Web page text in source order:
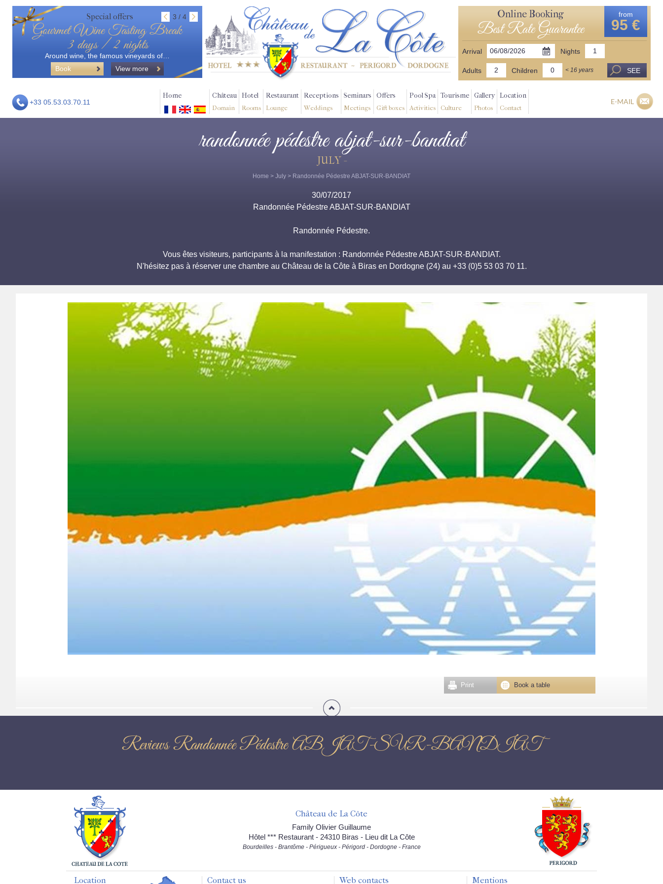
Special offers 3 / 4
Gourmet Wine Tasting Break
3 days / 2 nights
Around wine, the famous vineyards of…
Book
View more
Online Booking
Best Rate Guarantee
from
95 €
Arrival Nights
Adults Children < 16 years SEE
+33 05.53.03.70.11
Home Château
Domain
Hotel
Rooms
Restaurant
Lounge
Receptions
Weddings
Seminars
Meetings
Offers
Gift boxes
Pool Spa
Activities
Tourisme
Culture
Gallery
Photos
Location
Contact
E-MAIL
randonnée pédestre abjat-sur-bandiat
JULY -
Home > July > Randonnée Pédestre ABJAT-SUR-BANDIAT
30/07/2017
Randonnée Pédestre ABJAT-SUR-BANDIAT
Randonnée Pédestre.
Vous êtes visiteurs, participants à la manifestation : Randonnée Pédestre ABJAT-SUR-BANDIAT.
N'hésitez pas à réserver une chambre au Château de la Côte à Biras en Dordogne (24) au +33 (0)5 53 03 70 11.
Book a table
Print
Reviews Randonnée Pédestre ABJAT-SUR-BANDIAT
Château de La Côte
Family Olivier Guillaume
Hôtel *** Restaurant - 24310 Biras - Lieu dit La Côte
Bourdeilles - Brantôme - Périgueux - Périgord - Dordogne - France
Location Contact us Web contacts Mentions